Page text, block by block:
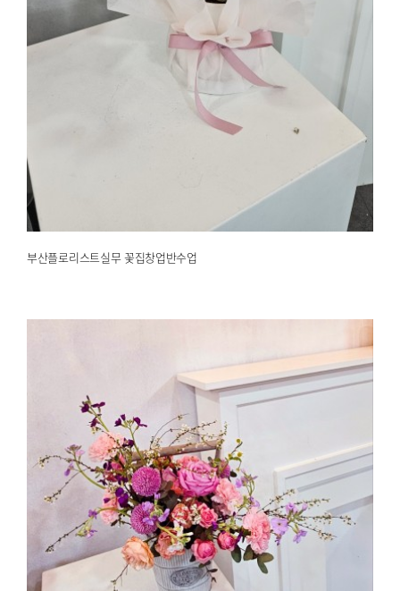
부산플로리스트실무 꽃집창업반수업
부산문화센터플로리스트실무플라워바스켓꽃수업
2025.02.12해운대한국문화센터